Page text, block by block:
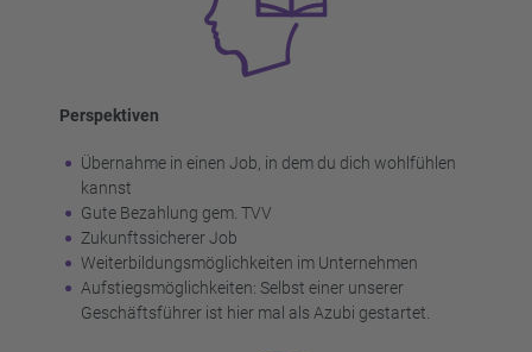
Perspektiven
Übernahme in einen Job, in dem du dich wohlfühlen
kannst
Gute Bezahlung gem. TVV
Zukunftssicherer Job
Weiterbildungsmöglichkeiten im Unternehmen
Aufstiegsmöglichkeiten: Selbst einer unserer
Geschäftsführer ist hier mal als Azubi gestartet.